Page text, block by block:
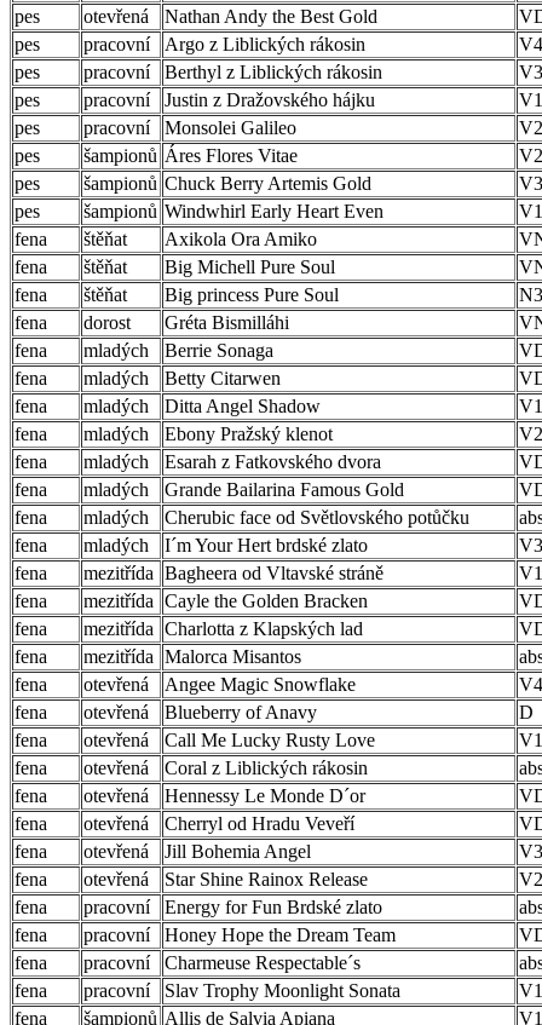
pes
otevřená Nathan Andy the Best Gold
pes
pracovní Argo z Liblických rákosin
V4
pes
pracovní Berthyl z Liblických rákosin
V3
pes
pracovní Justin z Dražovského hájku
pes
pracovní Monsolei Galileo
pes
šampionů Áres Flores Vitae
pes
šampionů Chuck Berry Artemis Gold
V3
pes
šampionů Windwhirl Early Heart Even
fena
štěňat Axikola Ora Amiko
fena
štěňat Big Michell Pure Soul
fena
štěňat Big princess Pure Soul
N3
fena
dorost Gréta Bismilláhi
fena
mladých Berrie Sonaga
fena
mladých Betty Citarwen
fena
mladých Ditta Angel Shadow
fena
mladých Ebony Pražský klenot
V2
fena
mladých Esarah z Fatkovského dvora
fena
mladých Grande Bailarina Famous Gold
fena
mladých Cherubic face od Světlovského potůčku
fena
mladých I´m Your Hert brdské zlato
V3
fena
mezitřída Bagheera od Vltavské stráně
fena
mezitřída Cayle the Golden Bracken
fena
mezitřída Charlotta z Klapských lad
fena
mezitřída Malorca Misantos
fena
otevřená Angee Magic Snowflake
V4
fena
otevřená Blueberry of Anavy
D
fena
otevřená Call Me Lucky Rusty Love
fena
otevřená Coral z Liblických rákosin
fena
otevřená Hennessy Le Monde D´or
fena
otevřená Cherryl od Hradu Veveří
fena
otevřená Jill Bohemia Angel
V3
fena
otevřená Star Shine Rainox Release
fena
pracovní Energy for Fun Brdské zlato
fena
pracovní Honey Hope the Dream Team
fena
pracovní Charmeuse Respectable´s
fena
pracovní Slav Trophy Moonlight Sonata
fena
šampionů Allis de Salvia Apiana
V1